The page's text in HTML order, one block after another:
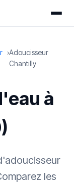
›Adoucisseur
Chantilly
à
les